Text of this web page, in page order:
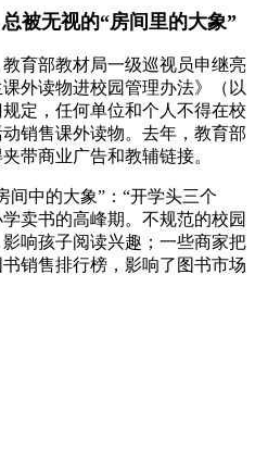
被无视的“房间里的大象”
育部教材局一级巡视员申继亮
外读物进校园管理办法》（以
定，任何单位和个人不得在校
销售课外读物。去年，教育部
带商业广告和教辅链接。
间中的大象”：“开学头三个
卖书的高峰期。不规范的校园
响孩子阅读兴趣；一些商家把
销售排行榜，影响了图书市场